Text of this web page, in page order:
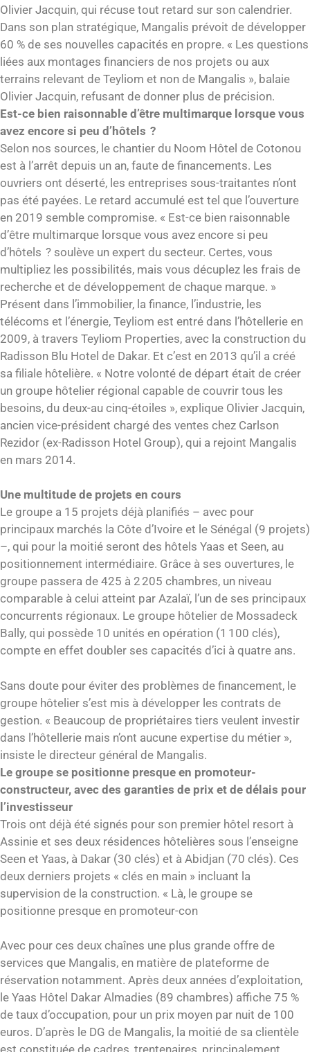
Olivier Jacquin, qui récuse tout retard sur son calendrier.
Dans son plan stratégique, Mangalis prévoit de développer
60 % de ses nouvelles capacités en propre. « Les questions
liées aux montages financiers de nos projets ou aux
terrains relevant de Teyliom et non de Mangalis », balaie
Olivier Jacquin, refusant de donner plus de précision.
Est-ce bien raisonnable d’être multimarque lorsque vous
avez encore si peu d’hôtels ?
Selon nos sources, le chantier du Noom Hôtel de Cotonou
est à l’arrêt depuis un an, faute de financements. Les
ouvriers ont déserté, les entreprises sous-traitantes n’ont
pas été payées. Le retard accumulé est tel que l’ouverture
en 2019 semble compromise. « Est-ce bien raisonnable
d’être multimarque lorsque vous avez encore si peu
d’hôtels ? soulève un expert du secteur. Certes, vous
multipliez les possibilités, mais vous décuplez les frais de
recherche et de développement de chaque marque. »
Présent dans l’immobilier, la finance, l’industrie, les
télécoms et l’énergie, Teyliom est entré dans l’hôtellerie en
2009, à travers Teyliom Properties, avec la construction du
Radisson Blu Hotel de Dakar. Et c’est en 2013 qu’il a créé
sa filiale hôtelière. « Notre volonté de départ était de créer
un groupe hôtelier régional capable de couvrir tous les
besoins, du deux-au cinq-étoiles », explique Olivier Jacquin,
ancien vice-président chargé des ventes chez Carlson
Rezidor (ex-Radisson Hotel Group), qui a rejoint Mangalis
en mars 2014.
Une multitude de projets en cours
Le groupe a 15 projets déjà planifiés – avec pour
principaux marchés la Côte d’Ivoire et le Sénégal (9 projets)
–, qui pour la moitié seront des hôtels Yaas et Seen, au
positionnement intermédiaire. Grâce à ses ouvertures, le
groupe passera de 425 à 2 205 chambres, un niveau
comparable à celui atteint par Azalaï, l’un de ses principaux
concurrents régionaux. Le groupe hôtelier de Mossadeck
Bally, qui possède 10 unités en opération (1 100 clés),
compte en effet doubler ses capacités d’ici à quatre ans.
Sans doute pour éviter des problèmes de financement, le
groupe hôtelier s’est mis à développer les contrats de
gestion. « Beaucoup de propriétaires tiers veulent investir
dans l’hôtellerie mais n’ont aucune expertise du métier »,
insiste le directeur général de Mangalis.
Le groupe se positionne presque en promoteur-
constructeur, avec des garanties de prix et de délais pour
l’investisseur
Trois ont déjà été signés pour son premier hôtel resort à
Assinie et ses deux résidences hôtelières sous l’enseigne
Seen et Yaas, à Dakar (30 clés) et à Abidjan (70 clés). Ces
deux derniers projets « clés en main » incluant la
supervision de la construction. « Là, le groupe se
positionne presque en promoteur-con
Avec pour ces deux chaînes une plus grande offre de
services que Mangalis, en matière de plateforme de
réservation notamment. Après deux années d’exploitation,
le Yaas Hôtel Dakar Almadies (89 chambres) affiche 75 %
de taux d’occupation, pour un prix moyen par nuit de 100
euros. D’après le DG de Mangalis, la moitié de sa clientèle